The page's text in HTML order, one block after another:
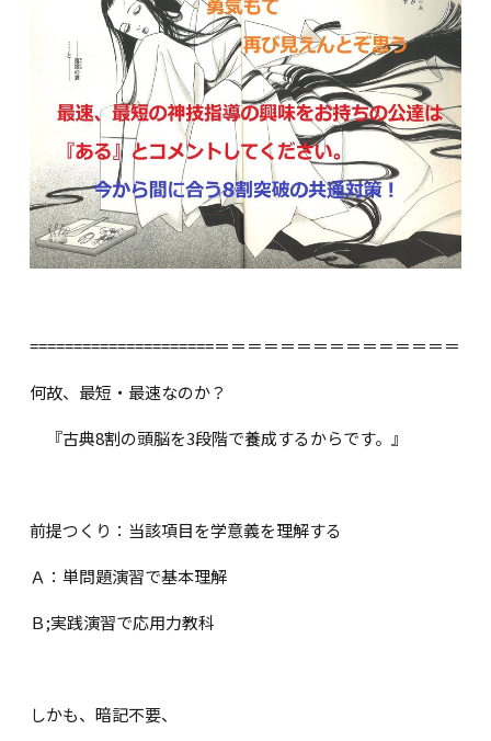
=====================＝＝＝＝＝＝＝＝＝＝＝＝＝＝＝
何故、最短・最速なのか？
『古典8割の頭脳を3段階で養成するからです。』
前提つくり：当該項目を学意義を理解する
Ａ：単問題演習で基本理解
Ｂ;実践演習で応用力教科
しかも、暗記不要、